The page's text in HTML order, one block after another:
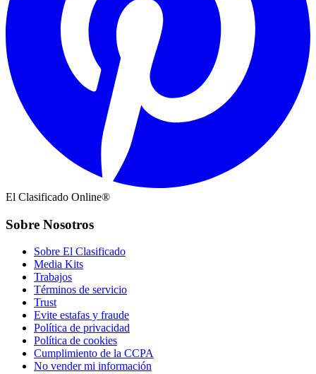
El Clasificado Online®
Sobre Nosotros
Sobre El Clasificado
Media Kits
Trabajos
Términos de servicio
Trust
Evite estafas y fraude
Política de privacidad
Política de cookies
Cumplimiento de la CCPA
No vender mi información